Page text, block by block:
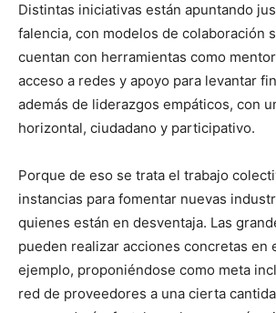
Distintas iniciativas están apuntando
falencia, con modelos de colaboración
cuentan con herramientas como
acceso a redes y apoyo para levantar
además de liderazgos empáticos, con
horizontal, ciudadano y participativo.
Porque de eso se trata el trabajo
instancias para fomentar nuevas
quienes están en desventaja. Las
pueden realizar acciones concretas en
ejemplo, proponiéndose como meta
red de proveedores a una cierta